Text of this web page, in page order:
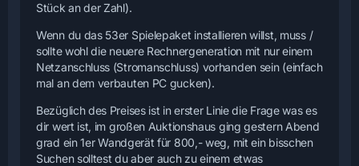
Stück an der Zahl).
Wenn du das 53er Spielepaket installieren willst, muss /
sollte wohl die neuere Rechnergeneration mit nur einem
Netzanschluss (Stromanschluss) vorhanden sein (einfach
mal an dem verbauten PC gucken).
Bezüglich des Preises ist in erster Linie die Frage was es
dir wert ist, im großen Auktionshaus ging gestern Abend
grad ein 1er Wandgerät für 800,- weg, mit ein bisschen
Suchen solltest du aber auch zu einem etwas